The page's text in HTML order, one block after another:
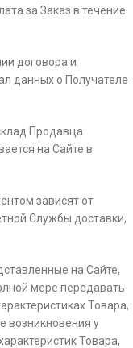
за Заказ в течение
договора и
данных о Получателе
Продавца
на Сайте в
зависят от
Службы доставки,
на Сайте,
мере передавать
Товара,
возникновения у
Товара,